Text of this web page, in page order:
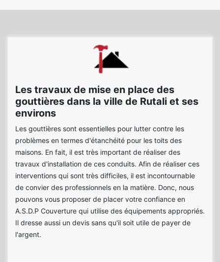
Les travaux de mise en place des
gouttières dans la ville de Rutali et ses
environs
Les gouttières sont essentielles pour lutter contre les
problèmes en termes d'étanchéité pour les toits des
maisons. En fait, il est très important de réaliser des
travaux d'installation de ces conduits. Afin de réaliser ces
interventions qui sont très difficiles, il est incontournable
de convier des professionnels en la matière. Donc, nous
pouvons vous proposer de placer votre confiance en
A.S.D.P Couverture qui utilise des équipements appropriés.
Il dresse aussi un devis sans qu'il soit utile de payer de
l'argent.